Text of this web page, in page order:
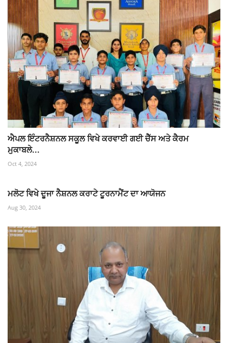
ਐਪਲ ਇੰਟਰਨੈਸ਼ਨਲ ਸਕੂਲ ਵਿਖੇ ਕਰਵਾਈ ਗਈ ਚੈੱਸ ਅਤੇ ਕੈਰਮ
ਮੁਕਾਬਲੇ...
Oct 4, 2024
ਮਲੋਟ ਵਿਖੇ ਦੂਜਾ ਨੈਸ਼ਨਲ ਕਰਾਟੇ ਟੂਰਨਾਮੈਂਟ ਦਾ ਆਯੋਜਨ
Aug 30, 2024